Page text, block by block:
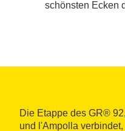
schönsten Ecken
Die Etappe des GR®
und l'Ampolla